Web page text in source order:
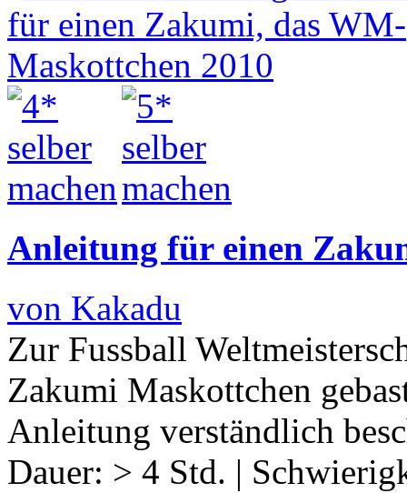
Anleitung für einen
von Kakadu
Zur Fussball
Zakumi Maskottchen
Anleitung verständlich
Dauer: > 4 Std. |